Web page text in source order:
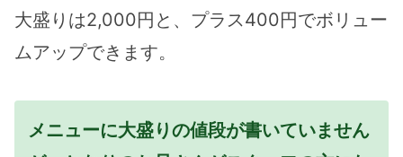
大盛りは2,000円と、プラス400円でボリュー
ムアップできます。
メニューに大盛りの値段が書いていません